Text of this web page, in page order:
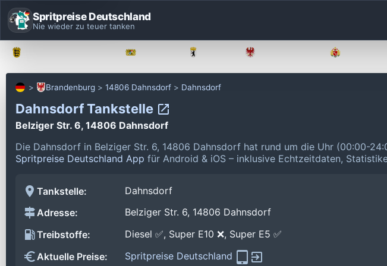
Spritpreise Deutschland
Nie wieder zu teuer tanken
Brandenburg 14806 Dahnsdorf Dahnsdorf
Dahnsdorf Tankstelle
Belziger Str. 6, 14806 Dahnsdorf
Die Dahnsdorf in Belziger Str. 6, 14806 Dahnsdorf hat rund um die Uhr (00:00-
Spritpreise Deutschland App für Android & iOS – inklusive Echtzeitdaten,
Tankstelle:
Dahnsdorf
Adresse:
Belziger Str. 6, 14806 Dahnsdorf
Treibstoffe:
Diesel ✅, Super E10 ❌, Super E5 ✅
Aktuelle Preise:
Spritpreise Deutschland